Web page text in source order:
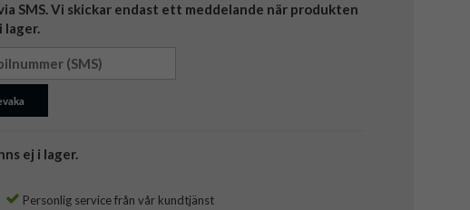
SMS. Vi skickar endast ett meddelande när produkten
lager.
ej i lager.
Personlig service från vår kundtjänst